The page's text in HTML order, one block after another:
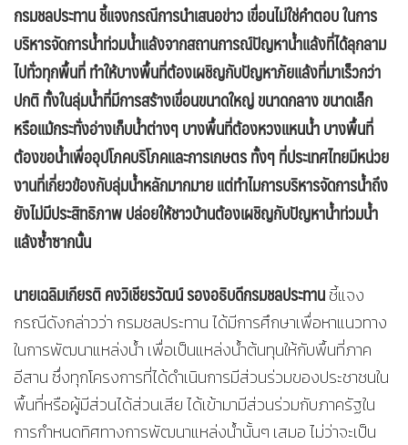
กรมชลประทาน ชี้แจงกรณีการนำเสนอข่าว เขื่อนไม่ใช่คำตอบ ในการ
บริหารจัดการน้ำท่วมน้ำแล้งจากสถานการณ์ปัญหาน้ำแล้งที่ได้ลุกลาม
ไปทั่วทุกพื้นที่ ทำให้บางพื้นที่ต้องเผชิญกับปัญหาภัยแล้งที่มาเร็วกว่า
ปกติ ทั้งในลุ่มน้ำที่มีการสร้างเขื่อนขนาดใหญ่ ขนาดกลาง ขนาดเล็ก
หรือแม้กระทั่งอ่างเก็บน้ำต่างๆ บางพื้นที่ต้องหวงแหนน้ำ บางพื้นที่
ต้องขอน้ำเพื่ออุปโภคบริโภคและการเกษตร ทั้งๆ ที่ประเทศไทยมีหน่วย
งานที่เกี่ยวข้องกับลุ่มน้ำหลักมากมาย แต่ทำไมการบริหารจัดการน้ำถึง
ยังไม่มีประสิทธิภาพ ปล่อยให้ชาวบ้านต้องเผชิญกับปัญหาน้ำท่วมน้ำ
แล้งซ้ำซากนั้น
นายเฉลิมเกียรติ คงวิเชียรวัฒน์ รองอธิบดีกรมชลประทานชี้แจง
กรณีดังกล่าวว่า กรมชลประทาน ได้มีการศึกษาเพื่อหาแนวทาง
ในการพัฒนาแหล่งน้ำ เพื่อเป็นแหล่งน้ำต้นทุนให้กับพื้นที่ภาค
อีสาน ซึ่งทุกโครงการที่ได้ดำเนินการมีส่วนร่วมของประชาชนใน
พื้นที่หรือผู้มีส่วนได้ส่วนเสีย ได้เข้ามามีส่วนร่วมกับภาครัฐใน
การกำหนดทิศทางการพัฒนาแหล่งน้ำนั้นๆ เสมอ ไม่ว่าจะเป็น